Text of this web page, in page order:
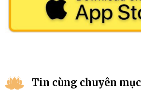
Tin cùng chuyên mục